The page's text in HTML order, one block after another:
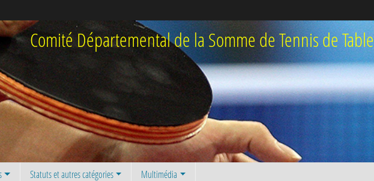
Comité Départemental de la Somme de Tennis de Table
Statuts et autres catégories Multimédia